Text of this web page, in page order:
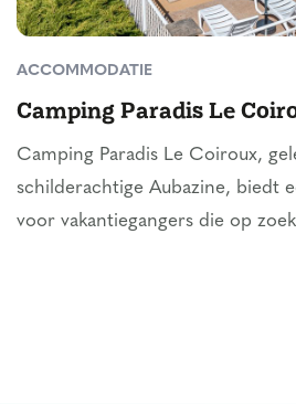
ACCOMMODATIE
Camping Paradis Le
Camping Paradis Le Coiroux,
schilderachtige Aubazine, biedt
voor vakantiegangers die op